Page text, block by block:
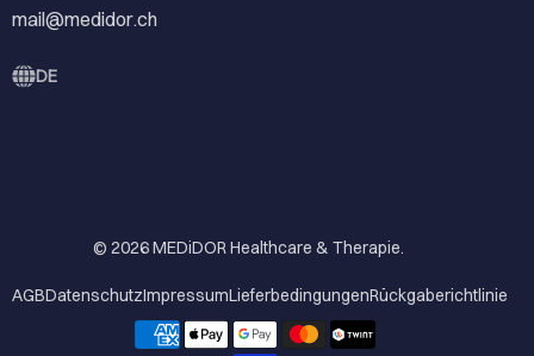
mail@medidor.ch
DE
© 2026MEDiDOR Healthcare & Therapie.
AGBDatenschutzImpressumLieferbedingungenRückgaberichtlinie